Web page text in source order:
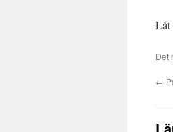
Låt
Det
←